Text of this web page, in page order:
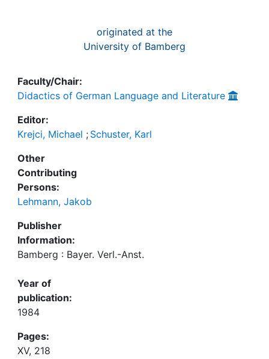
originated at the
University of Bamberg
Faculty/Chair:
Didactics of German Language and Literature
Editor:
Krejci, Michael ; Schuster, Karl
Other
Contributing
Persons:
Lehmann, Jakob
Publisher
Information:
Bamberg : Bayer. Verl.-Anst.
Year of
publication:
1984
Pages:
XV, 218